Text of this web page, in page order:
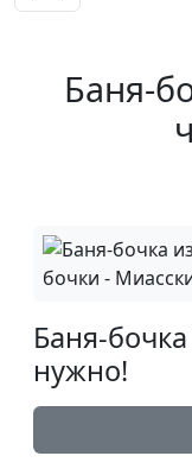
Баня-
Баня-
нужно!